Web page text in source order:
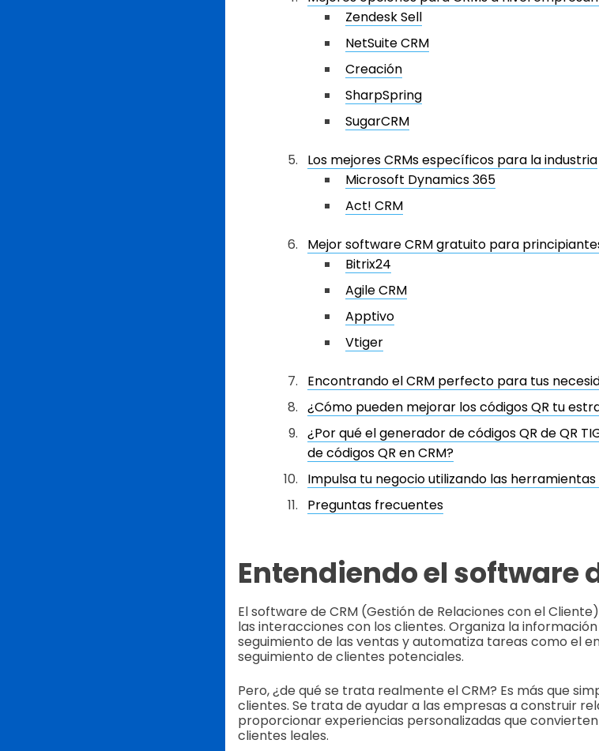
Zendesk Sell
NetSuite CRM
Creación
SharpSpring
SugarCRM
Los mejores CRMs específicos para la industria
Microsoft Dynamics 365
Act! CRM
Mejor software CRM gratuito para
Bitrix24
Agile CRM
Apptivo
Vtiger
Encontrando el CRM perfecto para tus
¿Cómo pueden mejorar los códigos QR tu
¿Por qué el generador de códigos QR de QR
de códigos QR en CRM?
Impulsa tu negocio utilizando las herramientas
Preguntas frecuentes
Entendiendo el software
El software de CRM (Gestión de Relaciones con el
las interacciones con los clientes. Organiza la
seguimiento de las ventas y automatiza tareas como el
seguimiento de clientes potenciales.
Pero, ¿de qué se trata realmente el CRM? Es más que
clientes. Se trata de ayudar a las empresas a construir
proporcionar experiencias personalizadas que
clientes leales.